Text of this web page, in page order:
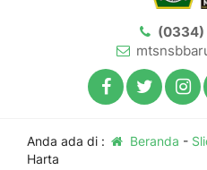
(0334)
Anda ada di : Beranda -
Harta